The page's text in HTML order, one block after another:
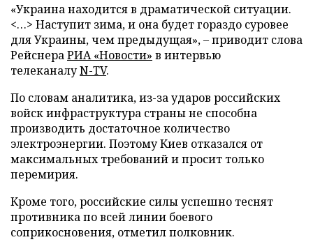
«Украина находится в драматической ситуации.
<…> Наступит зима, и она будет гораздо суровее
для Украины, чем предыдущая», – приводит слова
РейснераРИА «Новости» в интервью
телеканалуN-TV.
По словам аналитика, из-за ударов российских
войск инфраструктура страны не способна
производить достаточное количество
электроэнергии. Поэтому Киев отказался от
максимальных требований и просит только
перемирия.
Кроме того, российские силы успешно теснят
противника по всей линии боевого
соприкосновения, отметил полковник.